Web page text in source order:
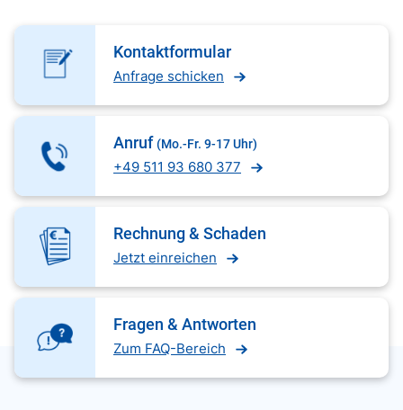
Kontaktformular
Anfrage schicken
Anruf (Mo.-Fr. 9-17 Uhr)
+49 511 93 680 377
Rechnung & Schaden
Jetzt einreichen
Fragen & Antworten
Zum FAQ-Bereich